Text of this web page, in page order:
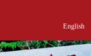
English